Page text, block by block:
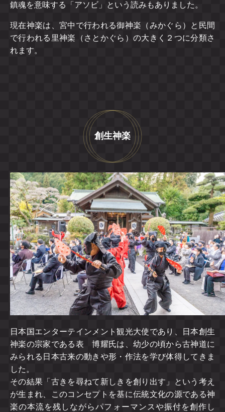
鎮魂を意味する「アソビ」という読みもありました。
現在神楽は、宮中で行われる御神楽（みかぐら）と民間
で行われる里神楽（さとかぐら）の大きく２つに分類さ
れます。
創生神楽
日本国エンターテインメント観光大使であり、日本創生
神楽の宗家である表 博耀氏は、幼少の頃から古神道に
みられる日本古来の動きや形・作法を学び体得してきま
した。
その結果「古きを尋ねて新しきを創り出す」という考え
が生まれ、このコンセプトを基に伝統文化の源である神
楽の本流を残しながらパフォーマンスや振付を創作し